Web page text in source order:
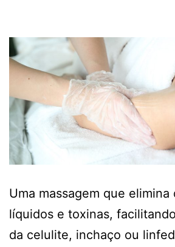
Uma massagem que elimina
líquidos e toxinas,
da celulite, inchaço ou